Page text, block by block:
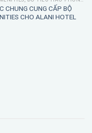
CHUNG CUNG CẤP BỘ
CHO ALANI HOTEL